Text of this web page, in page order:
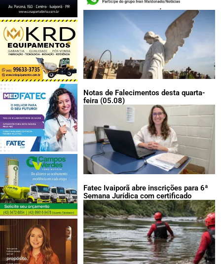
LEIA TAMBÉM:
Notas de Falecimentos desta quarta-
feira (05.08)
Fatec Ivaiporã abre inscrições para 6ª
Semana Jurídica com certificado